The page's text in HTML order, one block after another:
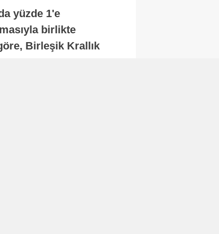
yüzde 1'e
birlikte
Birleşik Krallık